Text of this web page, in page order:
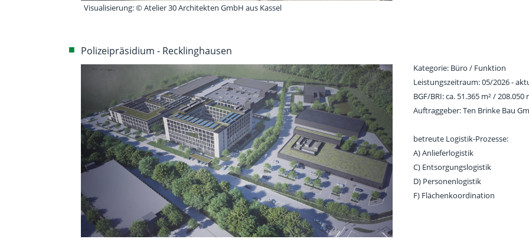
Visualisierung: © Atelier 30 Architekten GmbH aus Kassel
Polizeipräsidium - Recklinghausen
Kategorie: Büro / Funktion
Leistungszeitraum: 05/2026 -
BGF/BRI: ca. 51.365 m² / 208.050
Auftraggeber: Ten Brinke Bau
betreute Logistik-Prozesse:
A) Anlieferlogistik
C) Entsorgungslogistik
D) Personenlogistik
F) Flächenkoordination